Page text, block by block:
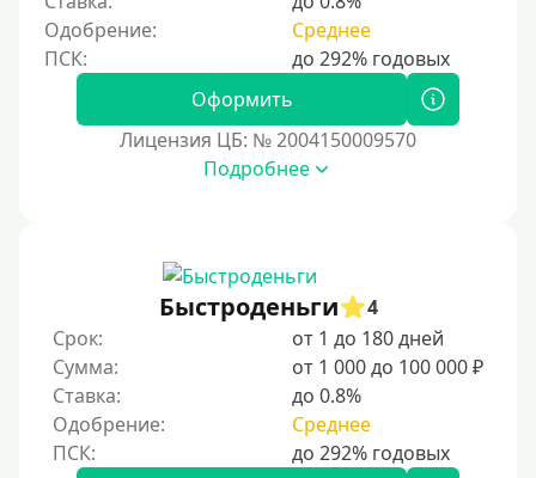
Мамам в декрете
Без прописки
С временной регистрацией
Пенсионерам до 70 лет
Пенсионерам до 75 лет
Пенсионерам до 80 лет
Пенсионерам до 85 лет
Безработным
Одобрение:
Среднее
Оформить
Лицензия ЦБ: № 2004150009570
Подробнее
Быстроденьги
4
Срок:
от 1 до 180 дней
Сумма:
от 1 000 до 100 000 ₽
Ставка:
до 0.8%
Одобрение:
Среднее